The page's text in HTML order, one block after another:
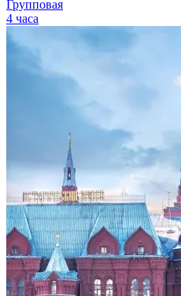
Групповая
4 часа